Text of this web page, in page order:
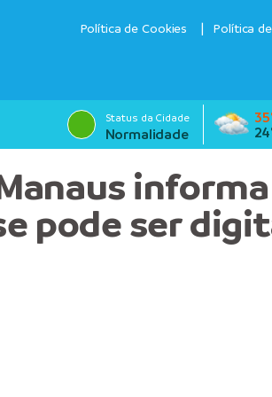
Política de Cookies Política
Status da Cidade
Normalidade
pode ser